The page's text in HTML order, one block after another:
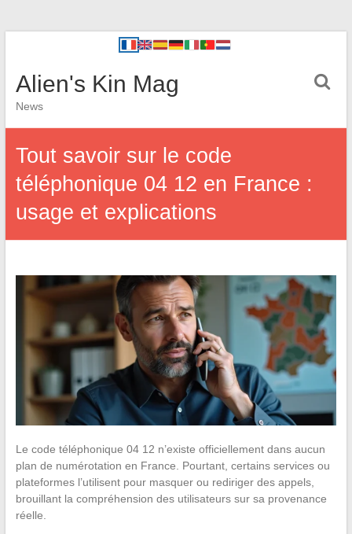
Alien's Kin Mag
News
Tout savoir sur le code
téléphonique 04 12 en France :
usage et explications
Le code téléphonique 04 12 n’existe officiellement dans aucun
plan de numérotation en France. Pourtant, certains services ou
plateformes l’utilisent pour masquer ou rediriger des appels,
brouillant la compréhension des utilisateurs sur sa provenance
réelle.